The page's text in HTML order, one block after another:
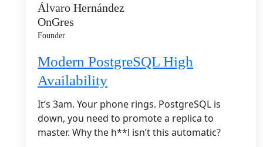
Álvaro Hernández
OnGres
Founder
Modern PostgreSQL High
Availability
It’s 3am. Your phone rings. PostgreSQL is
down, you need to promote a replica to
master. Why the h**l isn’t this automatic?